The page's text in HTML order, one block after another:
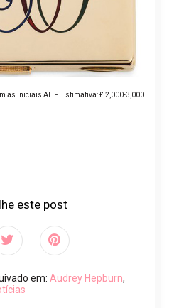
as iniciais AHF. Estimativa: £ 2,000-3,000
este post
em: Audrey Hepburn,